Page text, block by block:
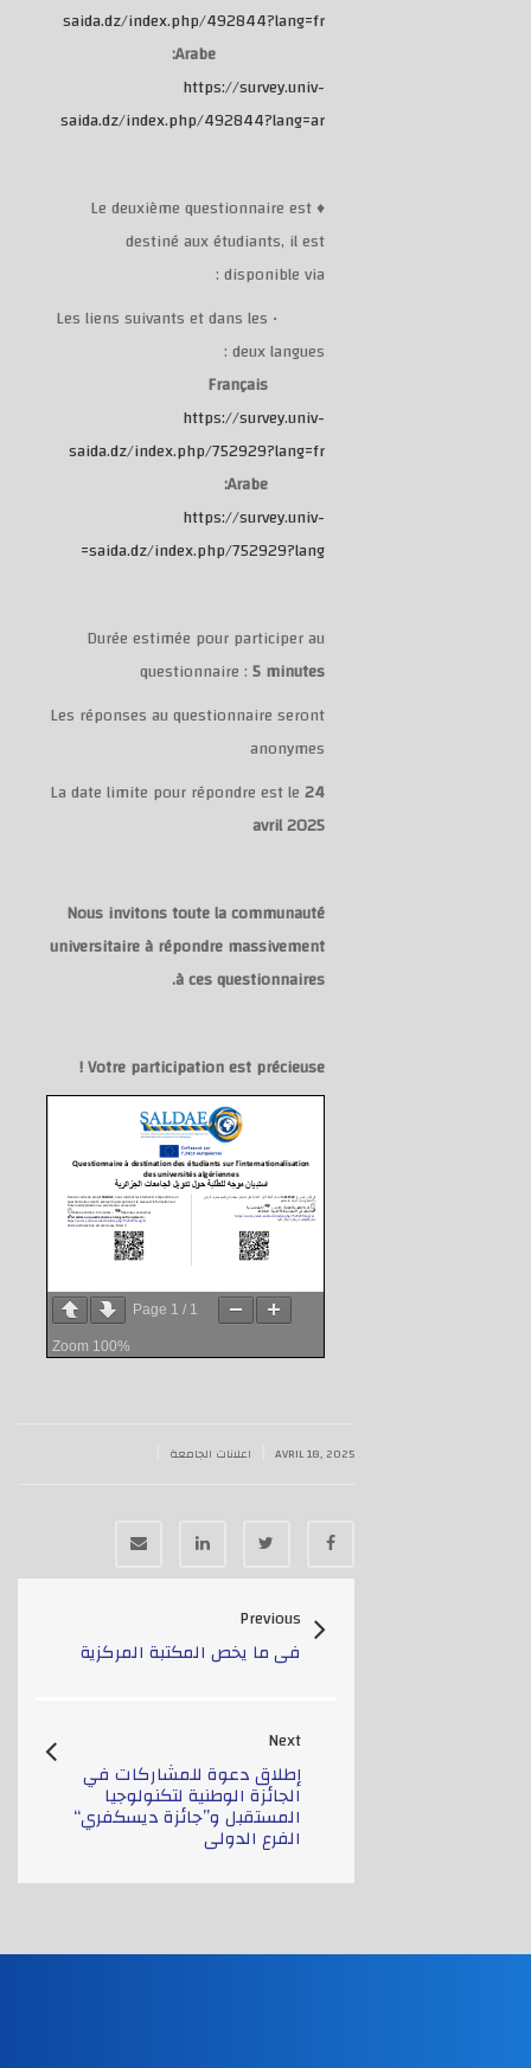
saida.dz/index.php/492844?lang=fr
Arabe:
https://survey.univ-
saida.dz/index.php/492844?lang=ar
♦ Le deuxième questionnaire est
destiné aux étudiants, il est
disponible via :
•
Les liens suivants et dans les
deux langues :
Français
https://survey.univ-
saida.dz/index.php/752929?lang=fr
Arabe:
https://survey.univ-
saida.dz/index.php/752929?lang=
Durée estimée pour participer au
questionnaire :5 minutes
Les réponses au questionnaire seront
anonymes
La date limite pour répondre est le24
avril 2025
Nous invitons toute la communauté
universitaire à répondre massivement
à ces questionnaires.
Votre participation est précieuse !
Page 1 / 1
Zoom 100%
AVRIL 18, 2025 اعلانات الجامعة
Previous
في ما يخص المكتبة المركزية
Next
إطلاق دعوة للمشاركات في
الجائزة الوطنية لتكنولوجيا
المستقبل و”جائزة ديسكفري“
الفرع الدولي